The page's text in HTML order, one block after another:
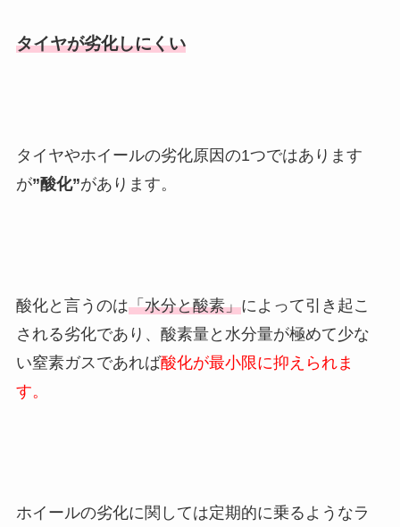
タイヤが劣化しにくい
タイヤやホイールの劣化原因の1つではあります
が”酸化”があります。
酸化と言うのは「水分と酸素」によって引き起こ
される劣化であり、酸素量と水分量が極めて少な
い窒素ガスであれば酸化が最小限に抑えられま
す。
ホイールの劣化に関しては定期的に乗るようなラ